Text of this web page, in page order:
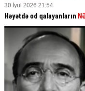
30 İyul 2026 21:54
Həyətdə od qalayanların